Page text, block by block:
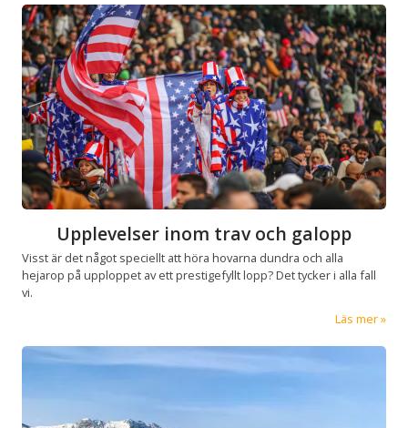
Upplevelser inom trav och galopp
Visst är det något speciellt att höra hovarna dundra och alla
hejarop på upploppet av ett prestigefyllt lopp? Det tycker i alla fall
vi.
Läs mer